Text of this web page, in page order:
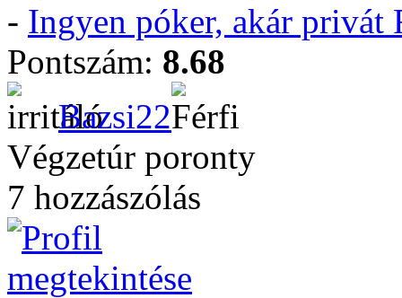
- Ingyen póker, akár privát
Pontszám: 8.68
Bazsi22
Végzetúr poronty
7 hozzászólás